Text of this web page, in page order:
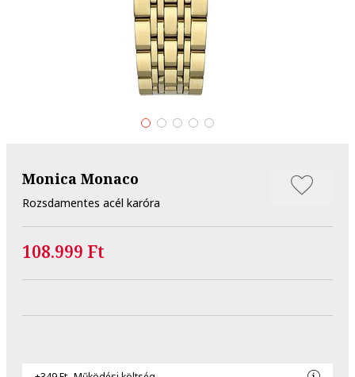
Monica Monaco
Rozsdamentes acél karóra
108.999 Ft